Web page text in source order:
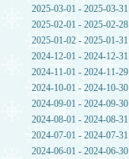
2025-03-01 - 2025-03-31
2025-02-01 - 2025-02-28
2025-01-02 - 2025-01-31
2024-12-01 - 2024-12-31
2024-11-01 - 2024-11-29
2024-10-01 - 2024-10-30
2024-09-01 - 2024-09-30
2024-08-01 - 2024-08-31
2024-07-01 - 2024-07-31
2024-06-01 - 2024-06-30